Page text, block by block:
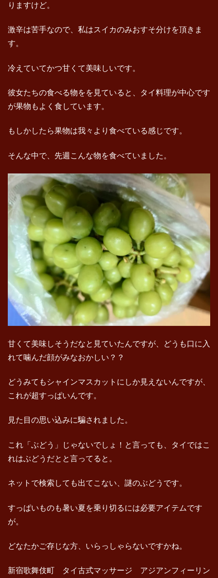
りますけど。
激辛は苦手なので、私はスイカのみおすそ分けを頂きま
す。
冷えていてかつ甘くて美味しいです。
彼女たちの食べる物をを見ていると、タイ料理が中心です
が果物もよく食しています。
もしかしたら果物は我々より食べている感じです。
そんな中で、先週こんな物を食べていました。
甘くて美味しそうだなと見ていたんですが、どうも口に入
れて噛んだ顔がみなおかしい？？
どうみてもシャインマスカットにしか見えないんですが、
これが超すっぱいんです。
見た目の思い込みに騙されました。
これ「ぶどう」じゃないでしょ！と言っても、タイではこ
れはぶどうだとと言ってると。
ネットで検索しても出てこない、謎のぶどうです。
すっぱいものも暑い夏を乗り切るには必要アイテムです
が。
どなたかご存じな方、いらっしゃらないですかね。
新宿歌舞伎町 タイ古式マッサージ アジアンフィーリン